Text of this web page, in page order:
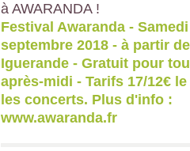
à AWARANDA !
Festival Awaranda -
septembre 2018 - à partir
Iguerande - Gratuit pour
après-midi - Tarifs 17/12€
les concerts. Plus d'info :
www.awaranda.fr